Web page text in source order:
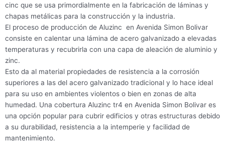
cinc que se usa primordialmente en la fabricación de láminas y
chapas metálicas para la construcción y la industria.
El proceso de producción de Aluzinc en Avenida Simon Bolivar
consiste en calentar una lámina de acero galvanizado a elevadas
temperaturas y recubrirla con una capa de aleación de aluminio y
zinc.
Esto da al material propiedades de resistencia a la corrosión
superiores a las del acero galvanizado tradicional y lo hace ideal
para su uso en ambientes violentos o bien en zonas de alta
humedad. Una cobertura Aluzinc tr4 en Avenida Simon Bolivar es
una opción popular para cubrir edificios y otras estructuras debido
a su durabilidad, resistencia a la intemperie y facilidad de
mantenimiento.